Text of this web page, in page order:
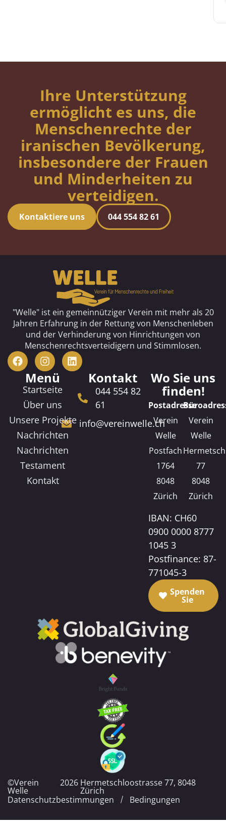
Ihre Unterstützung
ermöglicht es uns, die
Menschenrechte der
iranischen Bevölkerung,
insbesondere der Frauen
und Minderheiten zu
verteidigen.
Kontaktiere uns 044 554 82 61
"Welle" ist ein gemeinnütziger Verein mit mehr als 20
Jahren Erfahrung in der Rettung von Menschenleben
und der Verhinderung von Hinrichtungen von
Menschenrechtsverteidigern und Stimmlosen.
Menü
Startseite
Über uns
Unsere Projekte
Nachrichten
Nachrichten
Testament
Kontakt
Kontakt
044 554 82
61
info@vereinwelle.ch
Wo Sie uns
finden!
Postadresse
Verein
Welle
Postfach
1764
8048
Zürich
Verein
Welle
77
8048
Zürich
IBAN: CH60
0900 0000 8777
1045 3
Postfinance: 87-
771045-3
Spenden
Sie
©Verein
Welle
2026 Hermetschloostrasse 77, 8048
Zürich
Datenschutzbestimmungen
Bedingungen